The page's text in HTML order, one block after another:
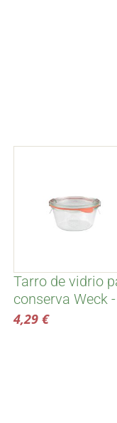
Tarro de vidrio
conserva Weck -
290 ml
4,29 €